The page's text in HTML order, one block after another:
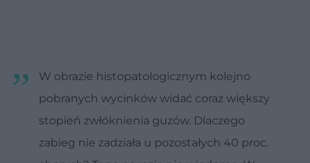
W obrazie histopatologicznym kolejno
pobranych wycinków widać coraz większy
stopień zwłóknienia guzów. Dlaczego
zabieg nie zadziała u pozostałych 40 proc.